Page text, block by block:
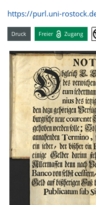
https://purl.uni-
Druck Freier Zugang